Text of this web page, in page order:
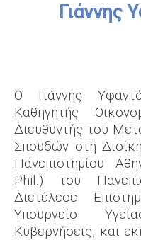
Γιάννης
Ο Γιάννης
Καθηγητής
Διευθυντής του
Σπουδών στη
Πανεπιστημίου
Phil.) του
Διετέλεσε
Υπουργείο
Κυβερνήσεις, και